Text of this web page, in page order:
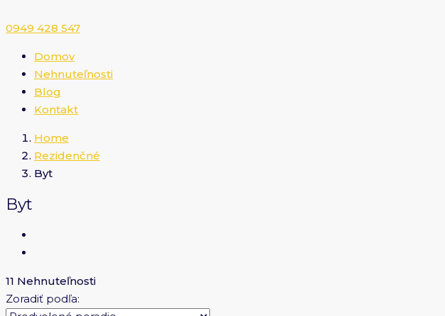
0949 428 547​
Domov
Nehnuteľnosti
Blog
Kontakt
Home
Rezidenčné
Byt
Byt
11 Nehnuteľnosti
Zoradiť podľa: